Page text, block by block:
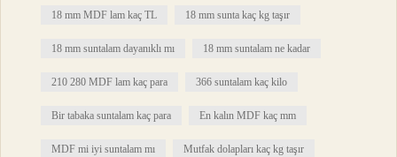
18 mm MDF lam kaç TL 18 mm sunta kaç kg taşır
18 mm suntalam dayanıklı mı 18 mm suntalam ne kadar
210 280 MDF lam kaç para 366 suntalam kaç kilo
Bir tabaka suntalam kaç para En kalın MDF kaç mm
MDF mi iyi suntalam mı Mutfak dolapları kaç kg taşır